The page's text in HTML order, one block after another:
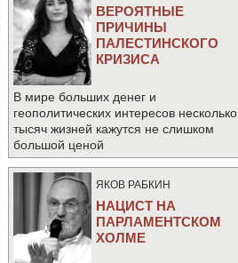
ВЕРОЯТНЫЕ
ПРИЧИНЫ
ПАЛЕСТИНСКОГО
КРИЗИСА
В мире больших денег и
геополитических интересов несколько
тысяч жизней кажутся не слишком
большой ценой
ЯКОВ РАБКИН
НАЦИСТ НА
ПАРЛАМЕНТСКОМ
ХОЛМЕ